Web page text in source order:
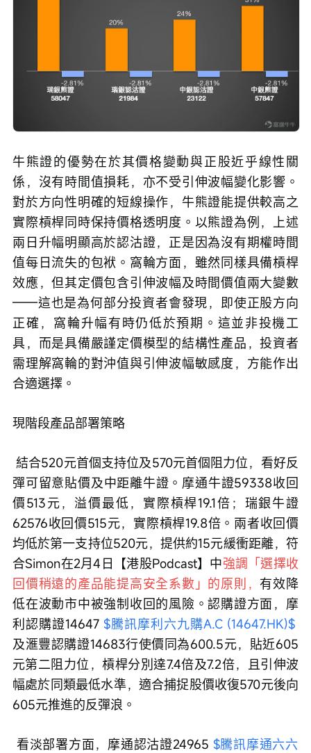
牛熊證的優勢在於其價格變動與正股近乎線性關
係，沒有時間值損耗，亦不受引伸波幅變化影響。
對於方向性明確的短線操作，牛熊證能提供較高之
實際槓桿同時保持價格透明度。以熊證為例，上述
兩日升幅明顯高於認沽證，正是因為沒有期權時間
值每日流失的包袱。窩輪方面，雖然同樣具備槓桿
效應，但其定價包含引伸波幅及時間價值兩大變數
——這也是為何部分投資者會發現，即使正股方向
正確，窩輪升幅有時仍低於預期。這並非投機工
具，而是具備嚴謹定價模型的結構性產品，投資者
需理解窩輪的對沖值與引伸波幅敏感度，方能作出
合適選擇。
現階段產品部署策略
結合520元首個支持位及570元首個阻力位，看好反
彈可留意貼價及中距離牛證。摩通牛證59338收回
價513元，溢價最低，實際槓桿19.1倍；瑞銀牛證
62576收回價515元，實際槓桿19.8倍。兩者收回價
均低於第一支持位520元，提供約15元緩衝距離，符
合Simon在2月4日【港股Podcast】中強調「選擇收
回價稍遠的產品能提高安全系數」的原則， 有效降
低在波動市中被強制收回的風險。認購證方面，摩
利認購證14647 $騰訊摩利六九購A.C (14647.HK)$
及滙豐認購證14683行使價同為600.5元，貼近605
元第二阻力位，槓桿分別達7.4倍及7.2倍，且引伸波
幅處於同類最低水準，適合捕捉股價收復570元後向
605元推進的反彈浪。
看淡部署方面，摩通認沽證24965 $騰訊摩通六六